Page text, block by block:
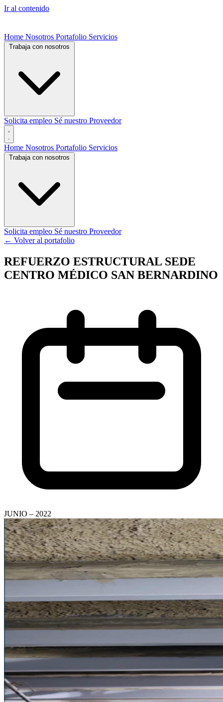
Ir al contenido
Home Nosotros Portafolio Servicios
Solicita empleo Sé nuestro Proveedor
Home Nosotros Portafolio Servicios
Solicita empleo Sé nuestro Proveedor
← Volver al portafolio
REFUERZO ESTRUCTURAL SEDE
CENTRO MÉDICO SAN BERNARDINO
JUNIO – 2022